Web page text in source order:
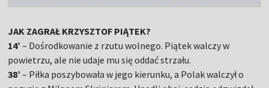
JAK ZAGRAŁ KRZYSZTOF PIĄTEK?
14’ – Dośrodkowanie z rzutu wolnego. Piątek walczy w
powietrzu, ale nie udaje mu się oddać strzału.
38’ – Piłka poszybowała w jego kierunku, a Polak walczył o